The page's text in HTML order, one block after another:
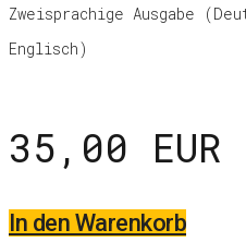
Zweisprachige Ausgabe
Englisch)
35,00 EUR
In den Warenkorb